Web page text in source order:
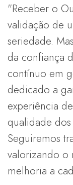
"Receber o
validação de
seriedade.
da confiança
contínuo em
dedicado a
experiência
qualidade
Seguiremos
valorizando o
melhoria a